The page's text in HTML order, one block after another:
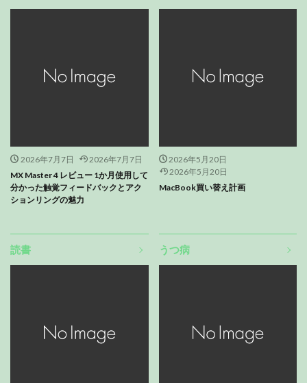
2026年7月7日
2026年7月7日
MX Master 4 レビュー 1か月使用して
分かった触覚フィードバックとアク
ションリングの魅力
2026年5月20日
2026年5月20日
MacBook買い替え計画
読書 うつ病